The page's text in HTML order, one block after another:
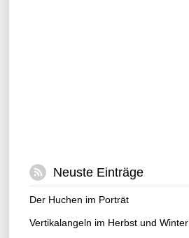
Neuste Einträge
Der Huchen im Porträt
Vertikalangeln im Herbst und Winter